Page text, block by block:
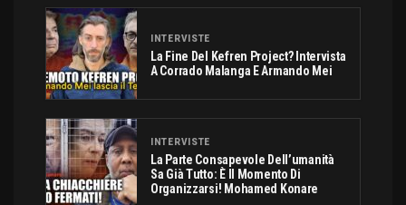
INTERVISTE
La Fine Del Kefren Project? Intervista
A Corrado Malanga E Armando Mei
INTERVISTE
La Parte Consapevole Dell’umanità
Sa Già Tutto: È Il Momento Di
Organizzarsi! Mohamed Konare